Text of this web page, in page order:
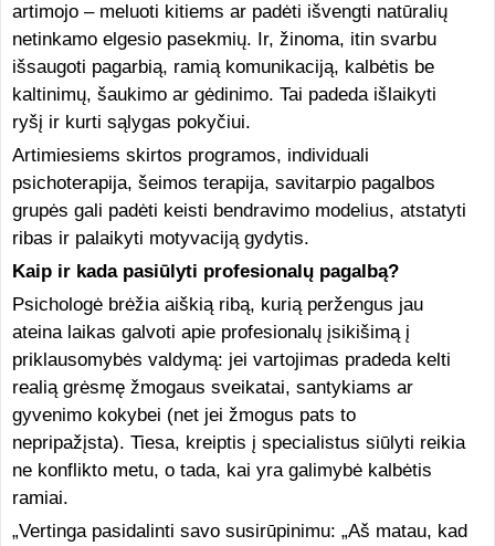
artimojo – meluoti kitiems ar padėti išvengti natūralių
netinkamo elgesio pasekmių. Ir, žinoma, itin svarbu
išsaugoti pagarbią, ramią komunikaciją, kalbėtis be
kaltinimų, šaukimo ar gėdinimo. Tai padeda išlaikyti
ryšį ir kurti sąlygas pokyčiui.
Artimiesiems skirtos programos, individuali
psichoterapija, šeimos terapija, savitarpio pagalbos
grupės gali padėti keisti bendravimo modelius, atstatyti
ribas ir palaikyti motyvaciją gydytis.
Kaip ir kada pasiūlyti profesionalų pagalbą?
Psichologė brėžia aiškią ribą, kurią peržengus jau
ateina laikas galvoti apie profesionalų įsikišimą į
priklausomybės valdymą: jei vartojimas pradeda kelti
realią grėsmę žmogaus sveikatai, santykiams ar
gyvenimo kokybei (net jei žmogus pats to
nepripažįsta). Tiesa, kreiptis į specialistus siūlyti reikia
ne konflikto metu, o tada, kai yra galimybė kalbėtis
ramiai.
„Vertinga pasidalinti savo susirūpinimu: „Aš matau, kad